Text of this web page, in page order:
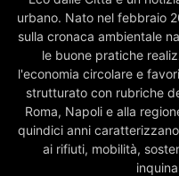
urbano. Nato nel febbraio
sulla cronaca ambientale
le buone pratiche
l'economia circolare e
strutturato con rubriche
Roma, Napoli e alla
quindici anni
ai rifiuti, mobilità,